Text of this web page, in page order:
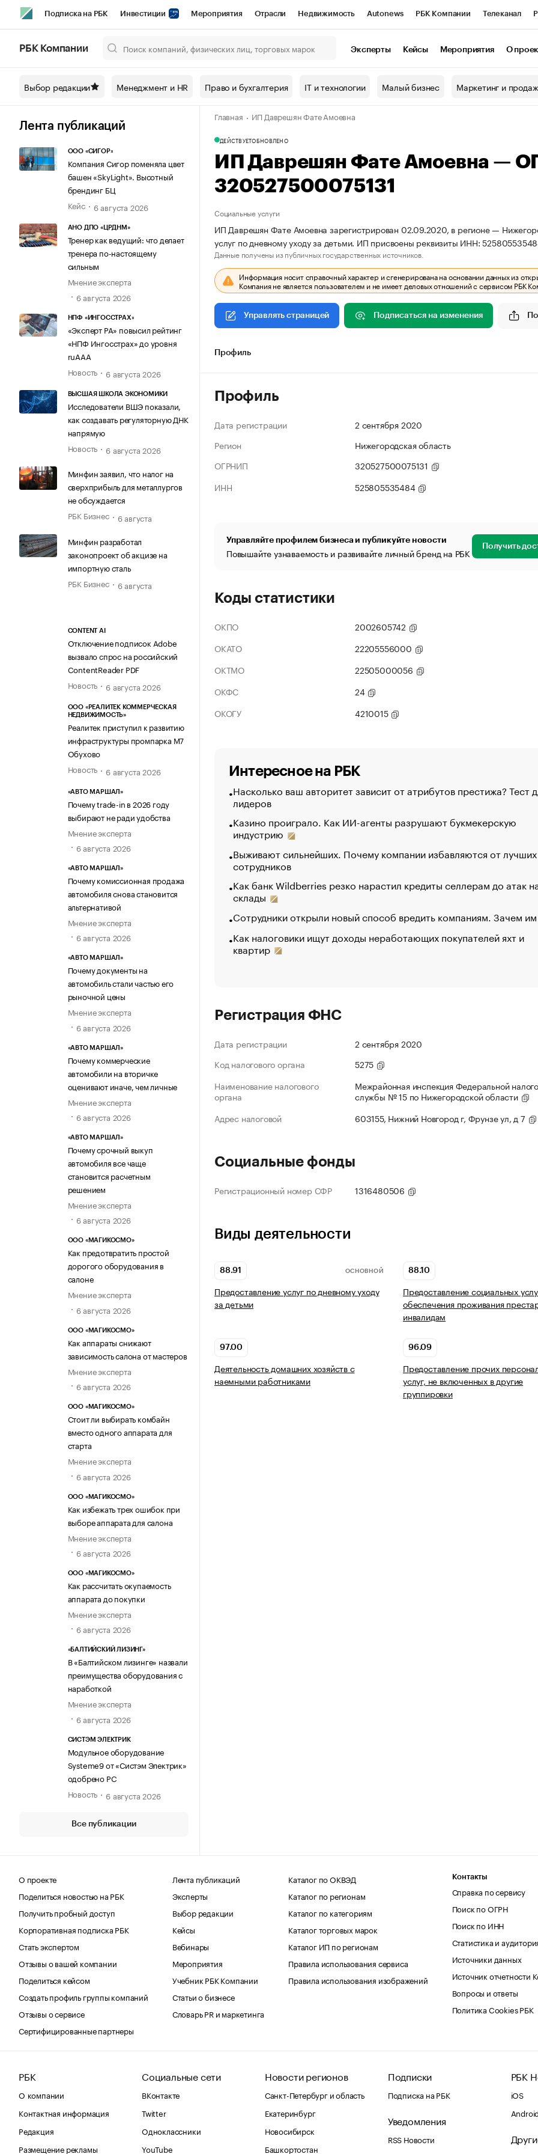
Подписка на РБК Инвестиции Мероприятия Отрасли Недвижимость Autonews РБК Компании Телеканал
Спецпроекты СПб Конференции СПб Спецпроекты Проверка контрагентов
Технологии и медиа Рынок наличной валюты
РБК Компании Эксперты Кейсы Мероприятия О
Выбор редакции Менеджмент и HR Право и бухгалтерия IT и технологии Малый бизнес Маркетинг и
Лента публикаций
ООО «СИГОР»
Компания Сигор поменяла цвет
башен «SkyLight». Высотный
брендинг БЦ
Кейс
6 августа 2026
АНО ДПО «ЦРДНМ»
Тренер как ведущий: что делает
тренера по-настоящему
сильным
Мнение эксперта
6 августа 2026
НПФ «ИНГОССТРАХ»
«Эксперт РА» повысил рейтинг
«НПФ Ингосстрах» до уровня
ruAAA
Новость
6 августа 2026
ВЫСШАЯ ШКОЛА ЭКОНОМИКИ
Исследователи ВШЭ показали,
как создавать регуляторную ДНК
напрямую
Новость
6 августа 2026
Минфин заявил, что налог на
сверхприбыль для металлургов
не обсуждается
РБК Бизнес
6 августа
Минфин разработал
законопроект об акцизе на
импортную сталь
РБК Бизнес
6 августа
CONTENT AI
Отключение подписок Adobe
вызвало спрос на российский
ContentReader PDF
Новость
6 августа 2026
ООО «РЕАЛИТЕК КОММЕРЧЕСКАЯ
НЕДВИЖИМОСТЬ»
Реалитек приступил к развитию
инфраструктуры промпарка М7
Обухово
Новость
6 августа 2026
«АВТО МАРШАЛ»
Почему trade-in в 2026 году
выбирают не ради удобства
Мнение эксперта
6 августа 2026
«АВТО МАРШАЛ»
Почему комиссионная продажа
автомобиля снова становится
альтернативой
Мнение эксперта
6 августа 2026
«АВТО МАРШАЛ»
Почему документы на
автомобиль стали частью его
рыночной цены
Мнение эксперта
6 августа 2026
«АВТО МАРШАЛ»
Почему коммерческие
автомобили на вторичке
оценивают иначе, чем личные
Мнение эксперта
6 августа 2026
«АВТО МАРШАЛ»
Почему срочный выкуп
автомобиля все чаще
становится расчетным
решением
Мнение эксперта
6 августа 2026
ООО «МАГИКОСМО»
Как предотвратить простой
дорогого оборудования в
салоне
Мнение эксперта
6 августа 2026
ООО «МАГИКОСМО»
Как аппараты снижают
зависимость салона от мастеров
Мнение эксперта
6 августа 2026
ООО «МАГИКОСМО»
Стоит ли выбирать комбайн
вместо одного аппарата для
старта
Мнение эксперта
6 августа 2026
ООО «МАГИКОСМО»
Как избежать трех ошибок при
выборе аппарата для салона
Мнение эксперта
6 августа 2026
ООО «МАГИКОСМО»
Как рассчитать окупаемость
аппарата до покупки
Мнение эксперта
6 августа 2026
«БАЛТИЙСКИЙ ЛИЗИНГ»
В «Балтийском лизинге» назвали
преимущества оборудования с
наработкой
Мнение эксперта
6 августа 2026
СИСТЭМ ЭЛЕКТРИК
Модульное оборудование
Systeme9 от «Систэм Электрик»
одобрено РС
Новость
6 августа 2026
Все публикации
Главная ИП Даврешян Фате Амоевна
ДЕЙСТВУЕТОБНОВЛЕНО
ИП Даврешян Фате Амоевна —
320527500075131
Социальные услуги
ИП Даврешян Фате Амоевна зарегистрирован 02.09.2020, в регионе —
услуг по дневному уходу за детьми. ИП присвоены реквизиты ИНН:
Данные получены из публичных государственных источников.
Информация носит справочный характер и сгенерирована на основании данных из
Компания не является пользователем и не имеет деловых отношений с сервисом РБК
Управлять страницей Подписаться на изменения
Профиль
Профиль
Дата регистрации
2 сентября 2020
Регион
Нижегородская область
ОГРНИП
320527500075131
ИНН
525805535484
Управляйте профилем бизнеса и публикуйте новости
Повышайте узнаваемость и развивайте личный бренд на РБК Получить
Коды статистики
ОКПО
2002605742
ОКАТО
22205556000
ОКТМО
22505000056
ОКФС
24
ОКОГУ
4210015
Интересное на РБК
Насколько ваш авторитет зависит от атрибутов престижа? Тест
лидеров
Казино проиграло. Как ИИ-агенты разрушают букмекерскую
индустрию
Выживают сильнейших. Почему компании избавляются от лучших
сотрудников
Как банк Wildberries резко нарастил кредиты селлерам до атак
склады
Сотрудники открыли новый способ вредить компаниям. Зачем
Как налоговики ищут доходы неработающих покупателей яхт и
квартир
Регистрация ФНС
Дата регистрации
2 сентября 2020
Код налогового органа
5275
Наименование налогового
органа
Межрайонная инспекция Федеральной
службы № 15 по Нижегородской области
Адрес налоговой
603155, Нижний Новгород г, Фрунзе ул, д 7
Социальные фонды
Регистрационный номер СФР 1316480506
Виды деятельности
88.91 ОСНОВНОЙ
Предоставление услуг по дневному уходу
за детьми
88.10
Предоставление социальных
обеспечения проживания
инвалидам
97.00
Деятельность домашних хозяйств с
наемными работниками
96.09
Предоставление прочих
услуг, не включенных в другие
группировки
О проекте
Поделиться новостью на РБК
Получить пробный доступ
Корпоративная подписка РБК
Стать экспертом
Отзывы о вашей компании
Поделиться кейсом
Создать профиль группы компаний
Отзывы о сервисе
Сертифицированные партнеры
Лента публикаций
Эксперты
Выбор редакции
Кейсы
Вебинары
Мероприятия
Учебник РБК Компании
Статьи о бизнесе
Словарь PR и маркетинга
Каталог по ОКВЭД
Каталог по регионам
Каталог по категориям
Каталог торговых марок
Каталог ИП по регионам
Правила использования сервиса
Правила использования изображений
Контакты
Справка по сервису
Поиск по ОГРН
Поиск по ИНН
Статистика и
Источники данных
Источник отчетности
Вопросы и ответы
Политика Cookies РБК
РБК
О компании
Контактная информация
Редакция
Размещение рекламы
Социальные сети
ВКонтакте
Twitter
Одноклассники
YouTube
Новости регионов
Санкт-Петербург и область
Екатеринбург
Новосибирск
Башкортостан
Подписки
Подписка на РБК
Уведомления
RSS Новости
РБК
iOS